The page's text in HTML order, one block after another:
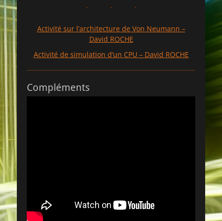
Activité sur l’architecture de Von Neumann –
David ROCHE
Activité de simulation d’un CPU – David ROCHE
Compléments